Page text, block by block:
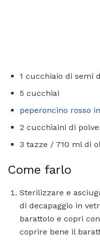
1 cucchiaio di semi
5 cucchiai
peperoncino rosso
2 cucchiaini di
3 tazze / 710 ml di
Come farlo
Sterilizzare e
di decapaggio in
barattolo e copri
coprire bene il